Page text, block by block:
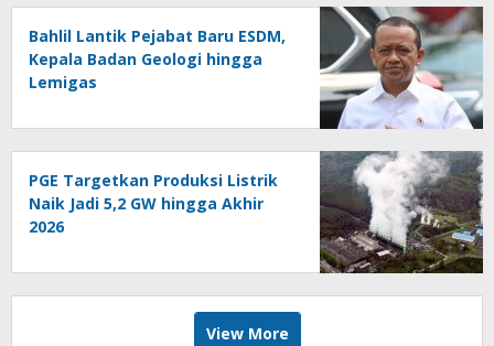
Bahlil Lantik Pejabat Baru ESDM,
Kepala Badan Geologi hingga
Lemigas
PGE Targetkan Produksi Listrik
Naik Jadi 5,2 GW hingga Akhir
2026
View More